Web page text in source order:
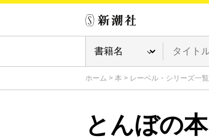
ホーム > 本 > レーベル・シリーズ一覧
とんぼの本